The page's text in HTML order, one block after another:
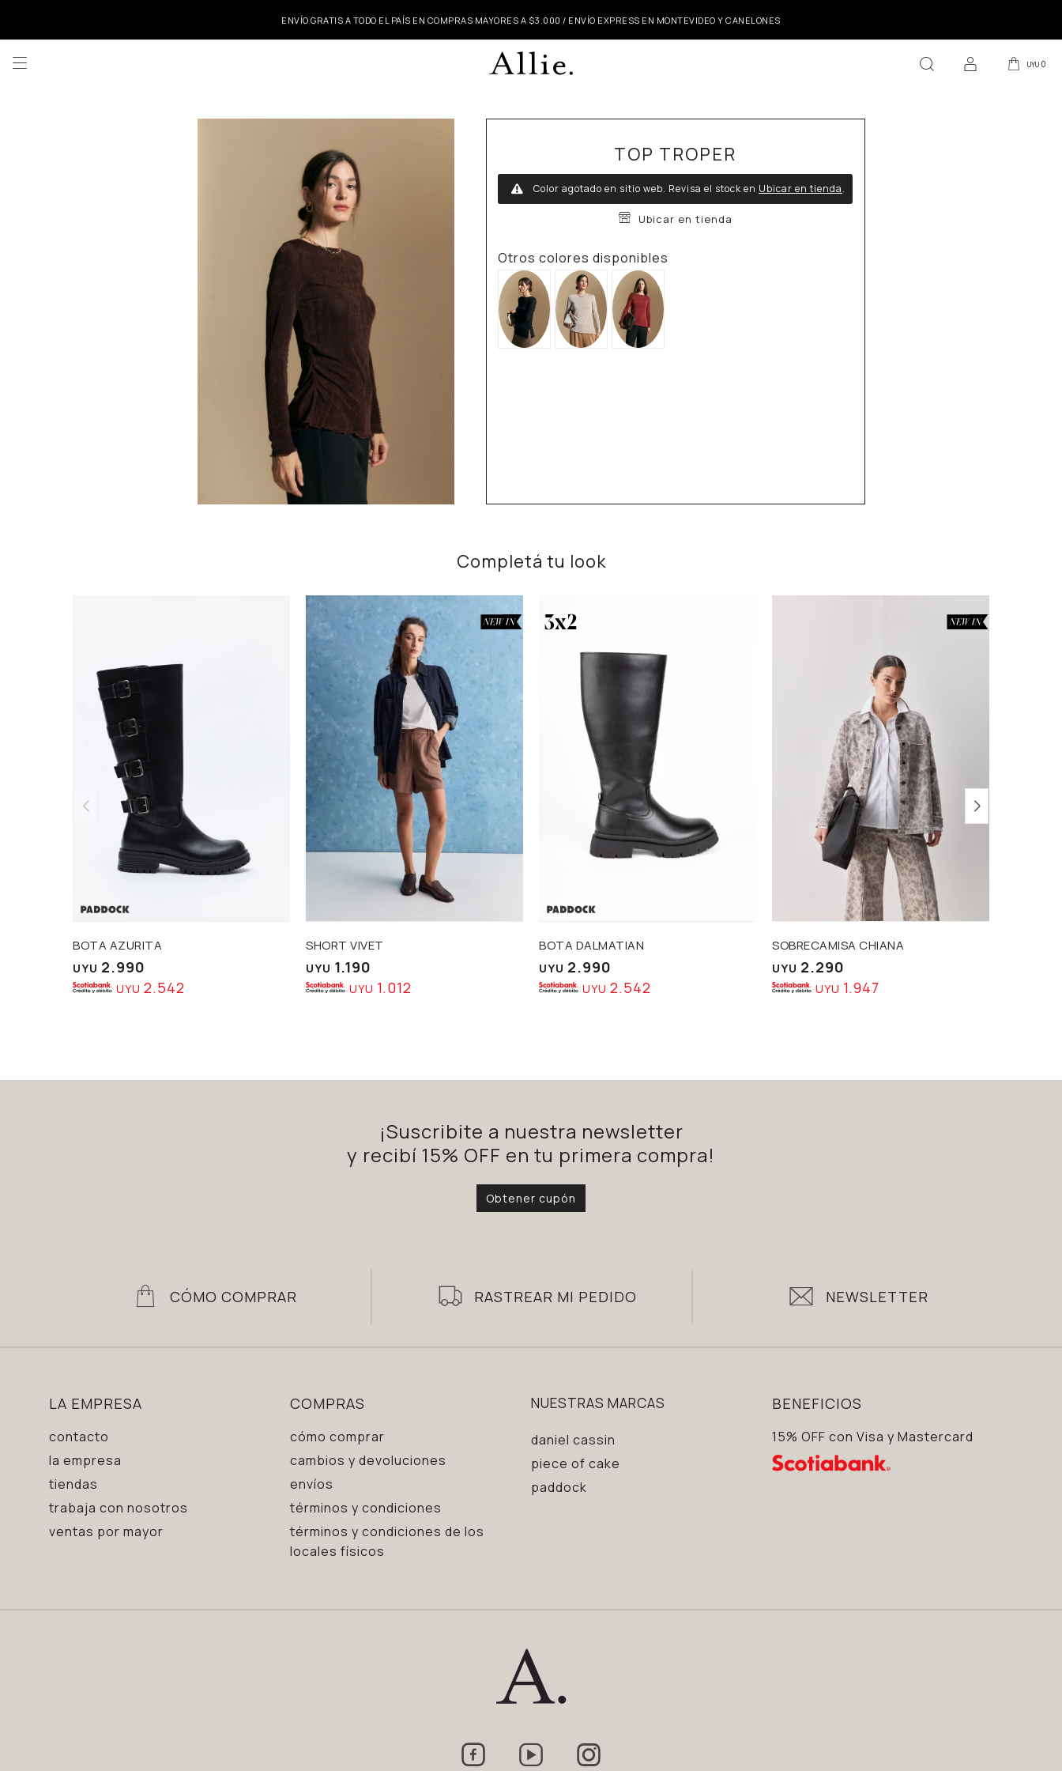
ENVÍO GRATIS A TODO EL PAÍS EN COMPRAS MAYORES A $3.000 / ENVÍO EXPRESS EN MONTEVIDEO Y CANELONES
UYU 0

TOP TROPER
Color agotado en sitio web. Revisa el stock en Ubicar en tienda.
Ubicar en tienda
Otros colores disponibles
Completá tu look
BOTA AZURITA
UYU 2.990
UYU 2.542
SHORT VIVET
UYU 1.190
UYU 1.012
BOTA DALMATIAN
UYU 2.990
UYU 2.542
SOBRECAMISA CHIANA
UYU 2.290
UYU 1.947
¡Suscribite a nuestra newsletter
y recibí 15% OFF en tu primera compra!
Obtener cupón
CÓMO COMPRAR RASTREAR MI PEDIDO NEWSLETTER
LA EMPRESA
contacto
la empresa
tiendas
trabaja con nosotros
ventas por mayor
COMPRAS
cómo comprar
cambios y devoluciones
envíos
términos y condiciones
términos y condiciones de los
locales físicos
NUESTRAS MARCAS
daniel cassin
piece of cake
paddock
BENEFICIOS
15% OFF con Visa y Mastercard
  